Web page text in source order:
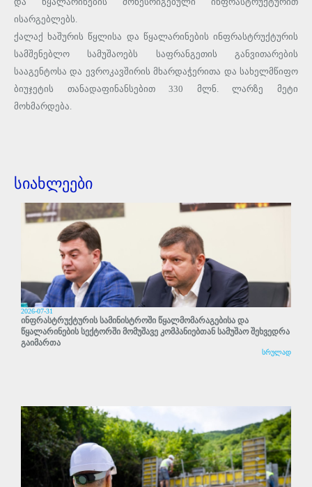
ისარგებლებს.
ქალაქ ხაშურის წყლისა და წყალარინების ინფრასტრუქტურის
სამშენებლო სამუშაოებს საფრანგეთის განვითარების
სააგენტოსა და ევროკავშირის მხარდაჭერითა და სახელმწიფო
ბიუჯეტის თანადაფინანსებით 330 მლნ. ლარზე მეტი
მოხმარდება.
სიახლეები
2026-07-31
ინფრასტრუქტურის სამინისტროში წყალმომარაგებისა და
წყალარინების სექტორში მომუშავე კომპანიებთან სამუშაო შეხვედრა
გაიმართა
სრულად